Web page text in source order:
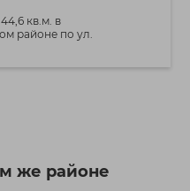
кв.м. в
районе по ул.
же районе